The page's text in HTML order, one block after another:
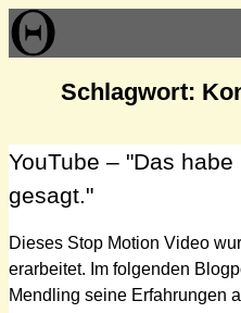
Zum
Inhalt
Schlagwort:
YouTube – "Das
gesagt."
Dieses Stop Motion Video
erarbeitet. Im folgenden
Mendling seine Erfahrungen